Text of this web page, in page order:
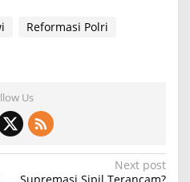
Reformasi Polri
Us
Next post